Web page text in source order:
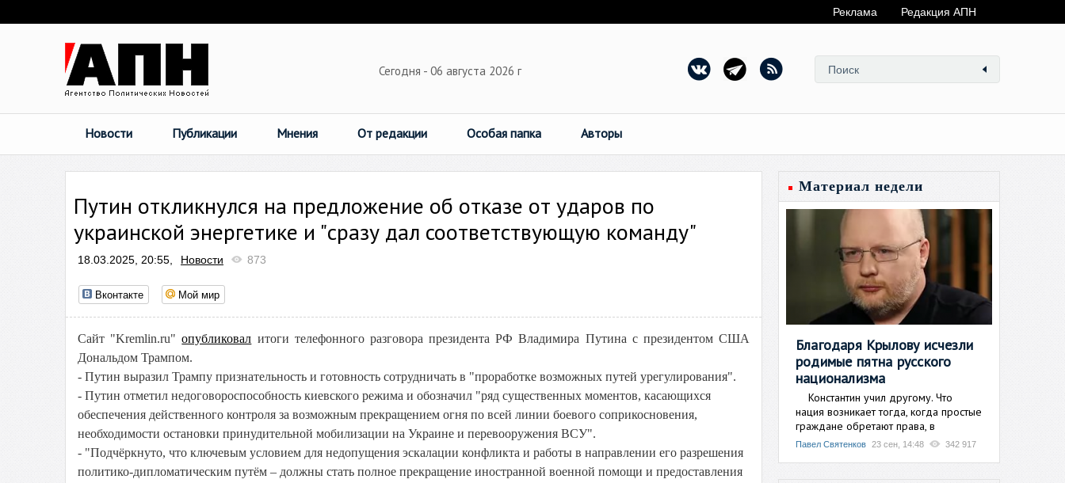
Реклама Редакция АПН
Сегодня - 06 августа 2026 г
Новости Публикации Мнения От редакции Особая папка Авторы
Путин откликнулся на предложение об отказе от ударов по
украинской энергетике и "сразу дал соответствующую команду"
18.03.2025, 20:55, Новости 873
Вконтакте Мой мир
Сайт "Kremlin.ru"опубликовал итоги телефонного разговора президента РФ Владимира Путина с президентом США
Дональдом Трампом.
- Путин выразил Трампу признательность и готовность сотрудничать в "проработке возможных путей урегулирования".
- Путин отметил недоговороспособность киевского режима и обозначил "ряд существенных моментов, касающихся
обеспечения действенного контроля за возможным прекращением огня по всей линии боевого соприкосновения,
необходимости остановки принудительной мобилизации на Украине и перевооружения ВСУ".
- "Подчёркнуто, что ключевым условием для недопущения эскалации конфликта и работы в направлении его разрешения
политико-дипломатическим путём – должны стать полное прекращение иностранной военной помощи и предоставления
Материал недели
Благодаря Крылову исчезли
родимые пятна русского
национализма
Константин учил другому. Что
нация возникает тогда, когда простые
граждане обретают права, в
Павел Святенков 23 сен, 14:48 342 917